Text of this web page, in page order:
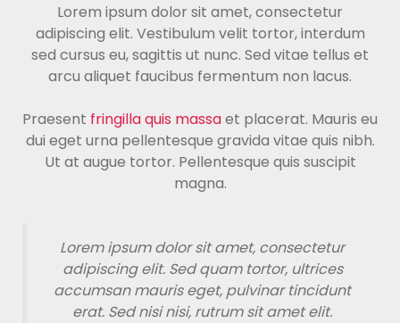
Lorem ipsum dolor sit amet, consectetur
adipiscing elit. Vestibulum velit tortor, interdum
sed cursus eu, sagittis ut nunc. Sed vitae tellus et
arcu aliquet faucibus fermentum non lacus.
Praesent fringilla quis massaet placerat. Mauris eu
dui eget urna pellentesque gravida vitae quis nibh.
Ut at augue tortor. Pellentesque quis suscipit
magna.
Lorem ipsum dolor sit amet, consectetur
adipiscing elit. Sed quam tortor, ultrices
accumsan mauris eget, pulvinar tincidunt
erat. Sed nisi nisi, rutrum sit amet elit.